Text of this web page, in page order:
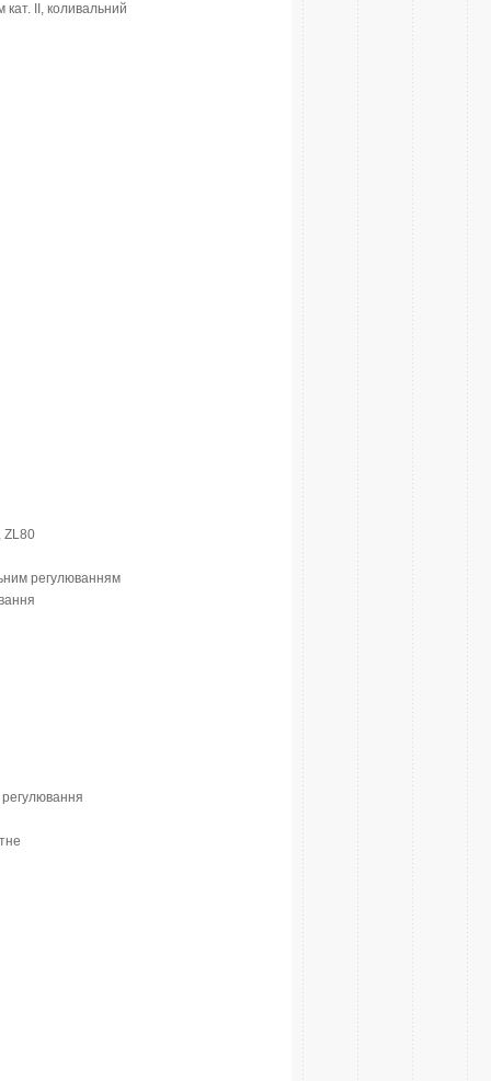
II, коливальний
ZL80
регулюванням